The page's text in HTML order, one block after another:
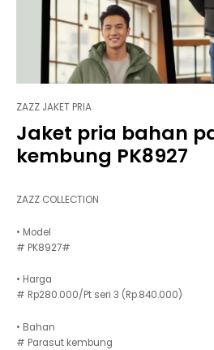
ZAZZ JAKET PRIA
Jaket pria bahan
kembung PK8927
ZAZZ COLLECTION
• Model
# PK8927#
• Harga
# Rp280.000/Pt seri 3 (Rp.840.000)
• Bahan
# Parasut kembung